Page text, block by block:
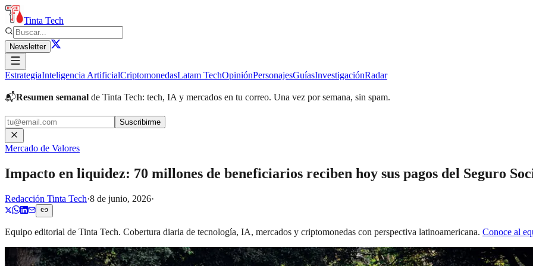
Tinta Tech
Newsletter
EstrategiaInteligencia ArtificialCriptomonedasLatam TechOpiniónPersonajesGuíasInvestigaciónRadar
📬Resumen semanal de Tinta Tech: tech, IA y mercados en tu correo. Una vez por semana, sin spam.
Suscribirme
Mercado de Valores
Impacto en liquidez: 70 millones de beneficiarios reciben hoy sus pagos del Seguro
Redacción Tinta Tech·8 de junio, 2026·
Equipo editorial de Tinta Tech. Cobertura diaria de tecnología, IA, mercados y criptomonedas con perspectiva latinoamericana. Conoce al